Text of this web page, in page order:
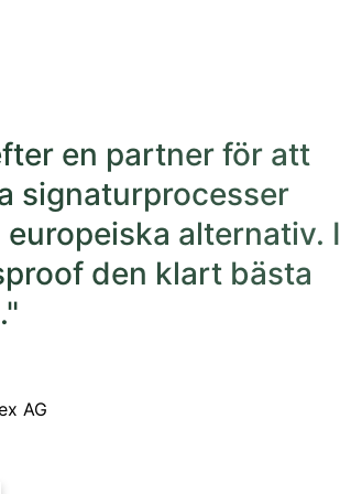
en partner för att
signaturprocesser
alternativ. I
den klart bästa
AG